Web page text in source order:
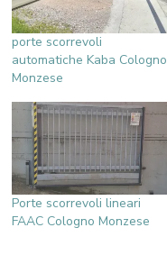
porte scorrevoli
automatiche Kaba Cologno
Monzese
Porte scorrevoli lineari
FAAC Cologno Monzese